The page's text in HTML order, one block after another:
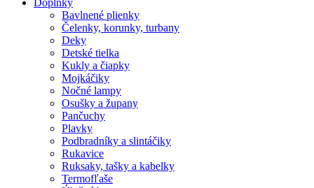
Bavlnené plienky
Čelenky, korunky, turbany
Deky
Detské tielka
Kukly a čiapky
Mojkáčiky
Nočné lampy
Osušky a župany
Pančuchy
Plavky
Podbradníky a slintáčiky
Rukavice
Ruksaky, tašky a kabelky
Termofľaše